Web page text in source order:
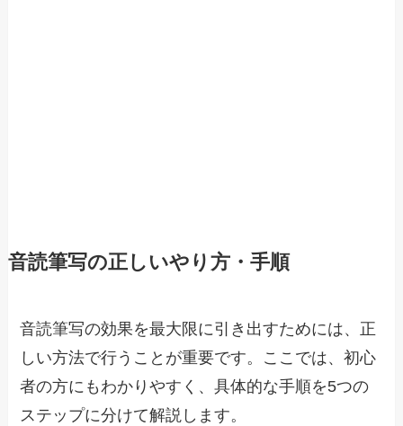
音読筆写の正しいやり方・手順
音読筆写の効果を最大限に引き出すためには、正
しい方法で行うことが重要です。ここでは、初心
者の方にもわかりやすく、具体的な手順を5つの
ステップに分けて解説します。